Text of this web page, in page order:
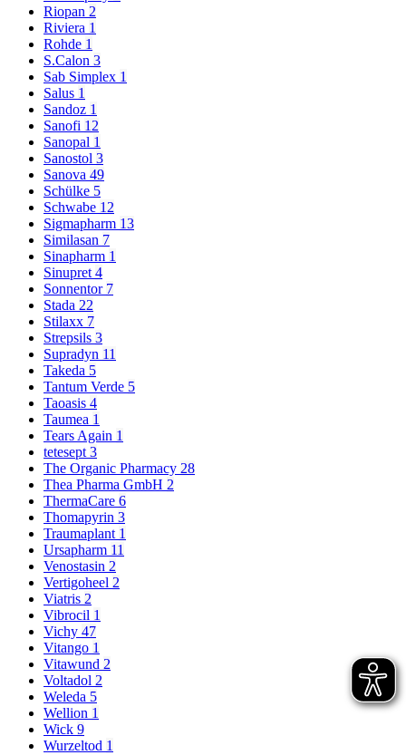
Riopan 2
Riviera 1
Rohde 1
S.Calon 3
Sab Simplex 1
Salus 1
Sandoz 1
Sanofi 12
Sanopal 1
Sanostol 3
Sanova 49
Schülke 5
Schwabe 12
Sigmapharm 13
Similasan 7
Sinapharm 1
Sinupret 4
Sonnentor 7
Stada 22
Stilaxx 7
Strepsils 3
Supradyn 11
Takeda 5
Tantum Verde 5
Taoasis 4
Taumea 1
Tears Again 1
tetesept 3
The Organic Pharmacy 28
Thea Pharma GmbH 2
ThermaCare 6
Thomapyrin 3
Traumaplant 1
Ursapharm 11
Venostasin 2
Vertigoheel 2
Viatris 2
Vibrocil 1
Vichy 47
Vitango 1
Vitawund 2
Voltadol 2
Weleda 5
Wellion 1
Wick 9
Wurzeltod 1